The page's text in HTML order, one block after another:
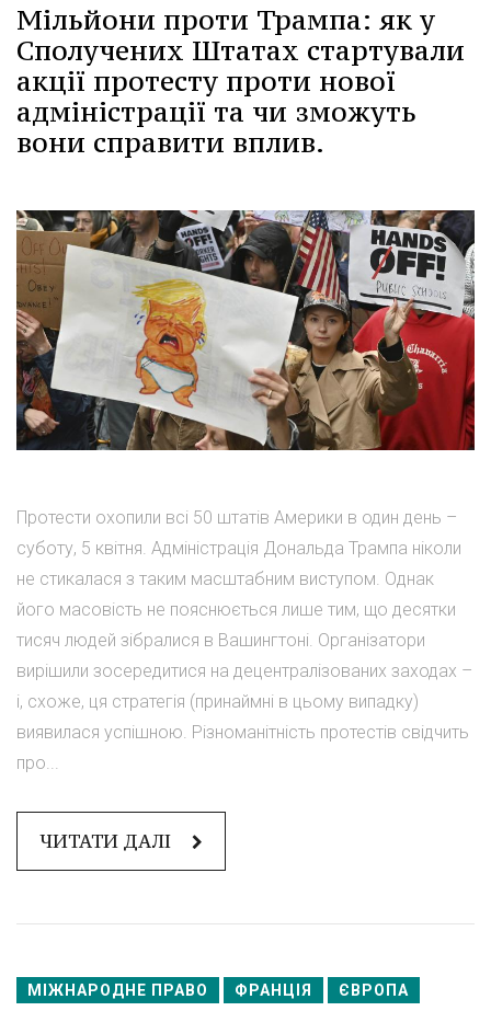
Мільйони проти Трампа: як у
Сполучених Штатах стартували
акції протесту проти нової
адміністрації та чи зможуть
вони справити вплив.
Протести охопили всі 50 штатів Америки в один день –
суботу, 5 квітня. Адміністрація Дональда Трампа ніколи
не стикалася з таким масштабним виступом. Однак
його масовість не пояснюється лише тим, що десятки
тисяч людей зібралися в Вашингтоні. Організатори
вирішили зосередитися на децентралізованих заходах –
і, схоже, ця стратегія (принаймні в цьому випадку)
виявилася успішною. Різноманітність протестів свідчить
про...
ЧИТАТИ ДАЛІ
МІЖНАРОДНЕ ПРАВО ФРАНЦІЯ ЄВРОПА